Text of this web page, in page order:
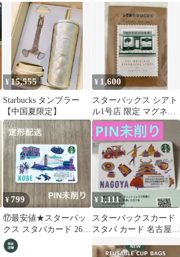
ター1枚売り
ア限定 タンブラー 水筒
¥ 15,555
Starbucks タンブラー
【中国夏限定】
¥ 1,600
スターバックス シアト
ル1号店 限定 マグネッ
ト
¥799
⑰最安値★スターバッ
クス スタバカード 26
神戸 KOBE ご当地 地域
限定
¥ 1,111
スターバックスカード
スタバ カード 名古屋